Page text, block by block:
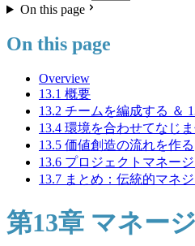
On this page
On this page
Overview
13.1 概要
13.2 チームを編成する ＆
13.4 環境を合わせてなじ
13.5 価値創造の流れを作る
13.6 プロジェクトマネー
13.7 まとめ：伝統的マネ
第13章 マネー